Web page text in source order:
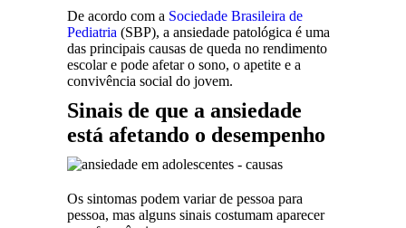
De acordo com a Sociedade Brasileira de
Pediatria (SBP), a ansiedade patológica é uma
das principais causas de queda no rendimento
escolar e pode afetar o sono, o apetite e a
convivência social do jovem.
Sinais de que a ansiedade
está afetando o desempenho
Os sintomas podem variar de pessoa para
pessoa, mas alguns sinais costumam aparecer